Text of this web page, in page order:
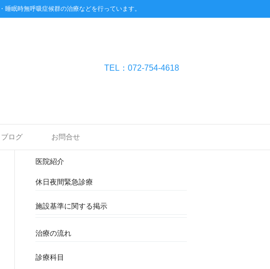
眠時無呼吸症候群の治療などを行っています。
TEL：072-754-4618
ブログ お問合せ
トップページ
医院紹介
休日夜間緊急診療
施設基準に関する掲示
治療の流れ
診療科目